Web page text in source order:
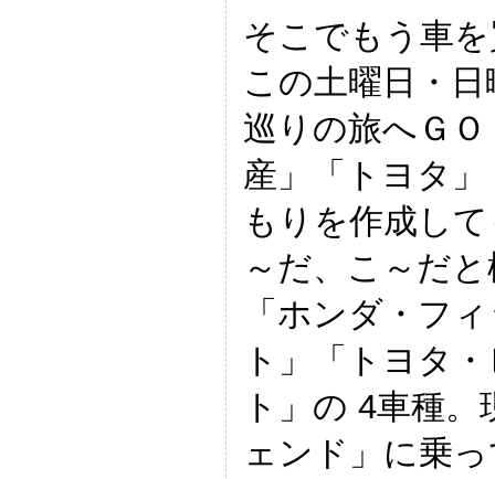
そこでもう車
この土曜日・
巡りの旅へＧ
産」「トヨタ
もりを作成し
～だ、こ～だ
「ホンダ・フ
ト」「トヨタ
ト」の 4車種
ェンド」に乗